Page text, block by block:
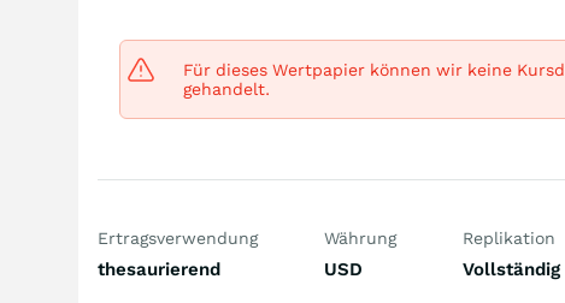
Für dieses Wertpapier können wir keine
gehandelt.
Ertragsverwendung
thesaurierend
Währung
USD
Replikation
Vollständig